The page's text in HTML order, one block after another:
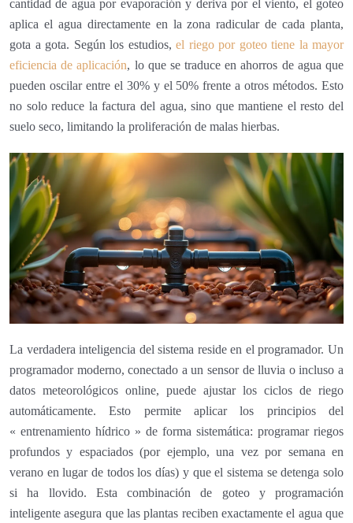
cantidad de agua por evaporación y deriva por el viento, el goteo
aplica el agua directamente en la zona radicular de cada planta,
gota a gota. Según los estudios, el riego por goteo tiene la mayor
eficiencia de aplicación, lo que se traduce en ahorros de agua que
pueden oscilar entre el 30% y el 50% frente a otros métodos. Esto
no solo reduce la factura del agua, sino que mantiene el resto del
suelo seco, limitando la proliferación de malas hierbas.
La verdadera inteligencia del sistema reside en el programador. Un
programador moderno, conectado a un sensor de lluvia o incluso a
datos meteorológicos online, puede ajustar los ciclos de riego
automáticamente. Esto permite aplicar los principios del
« entrenamiento hídrico » de forma sistemática: programar riegos
profundos y espaciados (por ejemplo, una vez por semana en
verano en lugar de todos los días) y que el sistema se detenga solo
si ha llovido. Esta combinación de goteo y programación
inteligente asegura que las plantas reciben exactamente el agua que